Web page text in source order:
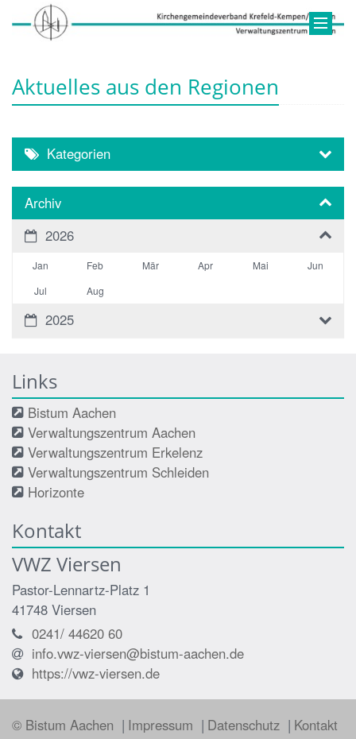
Aktuelles aus den Regionen
Kategorien
Archiv
2026
Jan Feb Mär Apr Mai
Jun
Jul
Aug
2025
Links
Bistum Aachen
Verwaltungszentrum Aachen
Verwaltungszentrum Erkelenz
Verwaltungszentrum Schleiden
Horizonte
Kontakt
VWZ Viersen
Pastor-Lennartz-Platz 1
41748 Viersen
0241/ 44620 60
info.vwz-viersen@bistum-aachen.de
https://vwz-viersen.de
© Bistum Aachen Impressum Datenschutz Kontakt